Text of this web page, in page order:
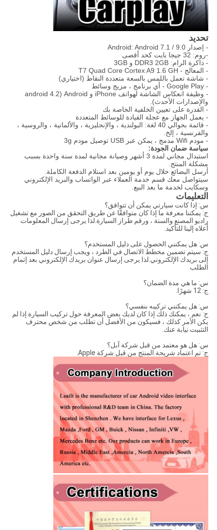
تحديد
- إصدار Android: Android 7.1 / 9.0
-روم: 32 جيجا بايت كحد أقصى
- ذاكرة الرام: DDR3 2GB و 3GB
- المعالج - T7 Quad Core Cortex A9 1.6 GH
- شاشة تعمل باللمس بالسعة متعددة النقاط (اختياري)
- Google Play - أي برنامج ، مزيج وسائط
- وظيفة انعكاس الشاشة لهواتف iPhone و Android (android 4.2
والإصدارات الأحدث).
- القدرة على تعيين الخلفية الخاصة بك
- يعمل الجهاز مع عجلة القيادة للوسائط المتعددة
- قائمة بحوالي 40 لغة: البولندية ، والإنجليزية ، والألمانية ، والروسية ،
والفرنسية ، إلخ.
- مودم Wifi مدمج ، يمكن عبر USB توصيل مودم 3g
سياسة ضمان الجودة:
استبدال مجاني لمدة 3 أشهر وصيانة مجانية لمدة سنة واحدة بسبب
مشكلة المنتج.
أرسل البضائع خلال يوم أو يومين بعد استلام الدفعة الكاملة.
سيتواصل معك قسم خدمة العملاء عبر الواتساب والبريد الإلكتروني
وسكايب لخدمة ما بعد البيع.
التعليمات
س: إذا كانت سيارتي يمكن أن تتوافق؟
ج: يمكننا معرفة ما إذا كان متوافقًا عن طريق التحقق من الصور مع تشغيل
راديو المصنع والسنة ، ورقم طراز السيارة.لذا يرجى إرسال المعلومات
أعلاه إلينا للتأكيد.
س: هل يمكنني الحصول على دليل المستخدم؟
ج: سيتم تضمين مخطط الاتصال في الطرد ، ويجب إرسال دليل المستخدم
إلى بريدك الإلكتروني.لذا يرجى إرسال عنوان بريدك الإلكتروني بعد إتمام
الطلب.
س: ما هي مدة الضمان؟
ج: 12 شهرًا.
س: هل يمكنني تركيبه بنفسي؟
ج: نعم ، يمكنك ذلك إذا كان لديك بعض المعرفة حول تركيب السيارة.إذا لم
يكن الأمر كذلك ، فسيكون من الأفضل أن تطلب من شخص محترف
التثبيت نيابة عنك.
س: هل هو معتمد من قبل شركة آبل؟
ج: تم اعتماد شريحة المنتج من قبل شركة Apple.